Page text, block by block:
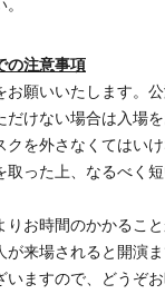
の注意事項
お願いいたします。
だけない場合は入場を
クを外さなくてはい
取った上、なるべく
りお時間のかかるこ
が来場されると開演
いますので、どうぞ